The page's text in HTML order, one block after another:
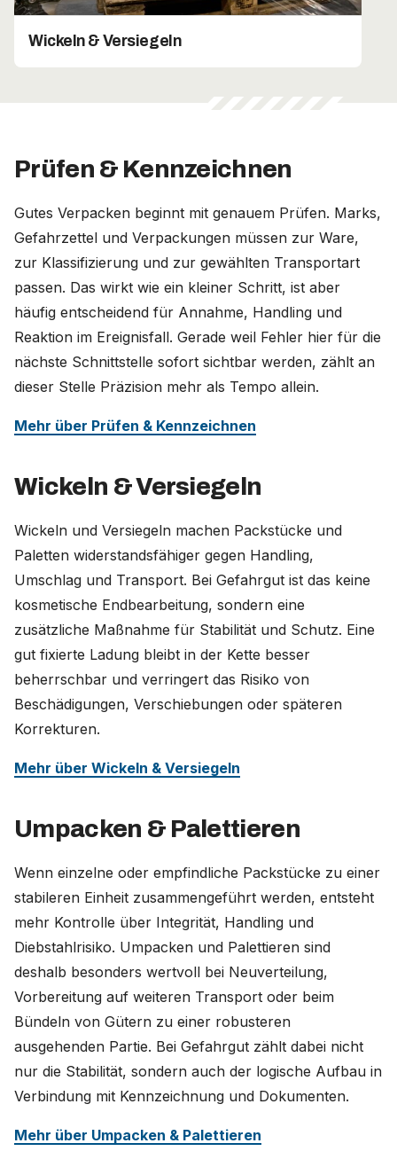
Wickeln & Versiegeln
Prüfen & Kennzeichnen
Gutes Verpacken beginnt mit genauem Prüfen. Marks,
Gefahrzettel und Verpackungen müssen zur Ware,
zur Klassifizierung und zur gewählten Transportart
passen. Das wirkt wie ein kleiner Schritt, ist aber
häufig entscheidend für Annahme, Handling und
Reaktion im Ereignisfall. Gerade weil Fehler hier für die
nächste Schnittstelle sofort sichtbar werden, zählt an
dieser Stelle Präzision mehr als Tempo allein.
Mehr über Prüfen & Kennzeichnen
Wickeln & Versiegeln
Wickeln und Versiegeln machen Packstücke und
Paletten widerstandsfähiger gegen Handling,
Umschlag und Transport. Bei Gefahrgut ist das keine
kosmetische Endbearbeitung, sondern eine
zusätzliche Maßnahme für Stabilität und Schutz. Eine
gut fixierte Ladung bleibt in der Kette besser
beherrschbar und verringert das Risiko von
Beschädigungen, Verschiebungen oder späteren
Korrekturen.
Mehr über Wickeln & Versiegeln
Umpacken & Palettieren
Wenn einzelne oder empfindliche Packstücke zu einer
stabileren Einheit zusammengeführt werden, entsteht
mehr Kontrolle über Integrität, Handling und
Diebstahlrisiko. Umpacken und Palettieren sind
deshalb besonders wertvoll bei Neuverteilung,
Vorbereitung auf weiteren Transport oder beim
Bündeln von Gütern zu einer robusteren
ausgehenden Partie. Bei Gefahrgut zählt dabei nicht
nur die Stabilität, sondern auch der logische Aufbau in
Verbindung mit Kennzeichnung und Dokumenten.
Mehr über Umpacken & Palettieren